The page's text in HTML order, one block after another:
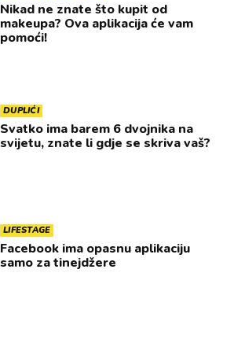
Nikad ne znate što kupit od
makeupa? Ova aplikacija će vam
pomoći!
DUPLIĆI
Svatko ima barem 6 dvojnika na
svijetu, znate li gdje se skriva vaš?
LIFESTAGE
Facebook ima opasnu aplikaciju
samo za tinejdžere